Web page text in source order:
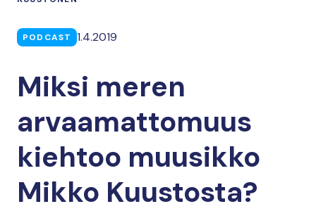
PODCAST 1.4.2019
Miksi meren
arvaamattomuus
kiehtoo muusikko
Mikko Kuustosta?